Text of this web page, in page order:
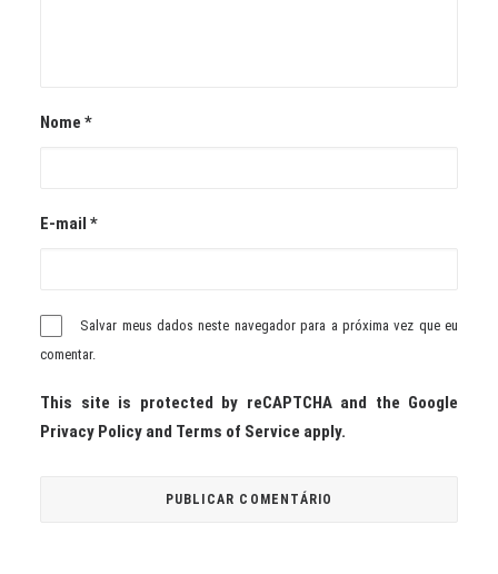
Nome *
E-mail *
Salvar meus dados neste navegador para a próxima vez que eu
comentar.
This site is protected by reCAPTCHA and the Google
Privacy Policy and Terms of Service apply.